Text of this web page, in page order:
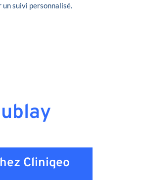
suivi personnalisé.
Cliniqeo